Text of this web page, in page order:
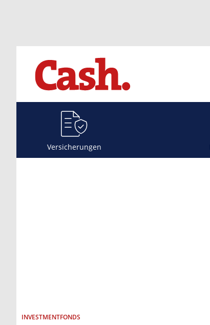
Versicherungen
INVESTMENTFONDS